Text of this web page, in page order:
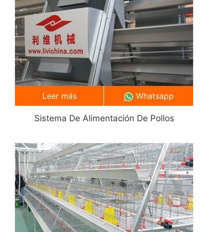
Sistema De Alimentación De Pollos
Leer más Whatsapp